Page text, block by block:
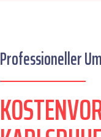
Professioneller